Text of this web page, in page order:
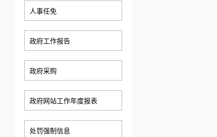
人事任免
政府工作报告
政府采购
政府网站工作年度报表
处罚强制信息